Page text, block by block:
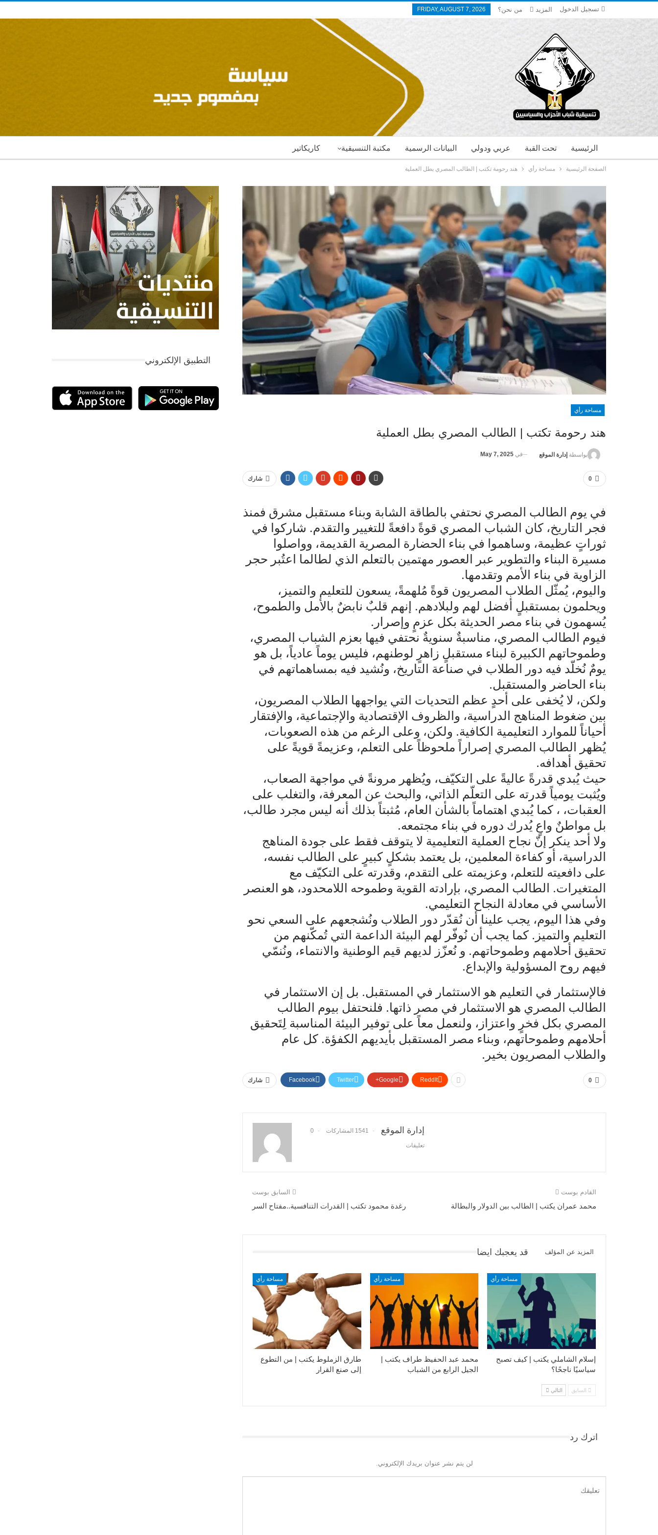
تسجيل الدخول FRIDAY, AUGUST 7, 2026 من نحن؟ المزيد
كاريكاتير مكتبة التنسيقية البيانات الرسمية عربي ودولي تحت القبة الرئيسية
الصفحة الرئيسية مساحة رأي هند رحومة تكتب | الطالب المصري بطل العملية
مساحة رأي
هند رحومة تكتب | الطالب المصري بطل العملية
بواسطة إدارة الموقع في May 7, 2025
0 شارك
في يوم الطالب المصري نحتفي بالطاقة الشابة وبناء مستقبل مشرق فمنذ
فجر التاريخ، كان الشباب المصري قوةً دافعةً للتغيير والتقدم. شاركوا في
ثوراتٍ عظيمة، وساهموا في بناء الحضارة المصرية القديمة، وواصلوا
مسيرة البناء والتطوير عبر العصور مهتمين بالتعلم الذي لطالما اعتُبر حجر
الزاوية في بناء الأمم وتقدمها.
واليوم، يُمثّل الطلاب المصريون قوةً مُلهمةً، يسعون للتعليم والتميز،
ويحلمون بمستقبلٍ أفضل لهم ولبلادهم. إنهم قلبٌ نابضٌ بالأمل والطموح،
يُسهمون في بناء مصر الحديثة بكل عزمٍ وإصرار.
فيوم الطالب المصري، مناسبةٌ سنويةٌ نحتفي فيها بعزم الشباب المصري،
وطموحاتهم الكبيرة لبناء مستقبلٍ زاهرٍ لوطنهم، فليس يوماً عادياً، بل هو
يومٌ نُخلّد فيه دور الطلاب في صناعة التاريخ، ونُشيد فيه بمساهماتهم في
بناء الحاضر والمستقبل.
ولكن، لا يُخفى على أحدٍ عظم التحديات التي يواجهها الطلاب المصريون،
بين ضغوط المناهج الدراسية، والظروف الإقتصادية والإجتماعية، والإفتقار
أحياناً للموارد التعليمية الكافية. ولكن، وعلى الرغم من هذه الصعوبات،
يُظهر الطالب المصري إصراراً ملحوظاً على التعلم، وعزيمةً قويةً على
تحقيق أهدافه.
حيث يُبدي قدرةً عاليةً على التكيّف، ويُظهر مرونةً في مواجهة الصعاب،
ويُثبت يومياً قدرته على التعلّم الذاتي، والبحث عن المعرفة، والتغلب على
العقبات، ، كما يُبدي اهتماماً بالشأن العام، مُثبتاً بذلك أنه ليس مجرد طالب،
بل مواطنٌ واعٍ يُدرك دوره في بناء مجتمعه.
ولا أحد ينكر إنّ نجاح العملية التعليمية لا يتوقف فقط على جودة المناهج
الدراسية، أو كفاءة المعلمين، بل يعتمد بشكلٍ كبيرٍ على الطالب نفسه،
على دافعيته للتعلم، وعزيمته على التقدم، وقدرته على التكيّف مع
المتغيرات. الطالب المصري، بإرادته القوية وطموحه اللامحدود، هو العنصر
الأساسي في معادلة النجاح التعليمي.
وفي هذا اليوم، يجب علينا أن نُقدّر دور الطلاب ونُشجعهم على السعي نحو
التعليم والتميز. كما يجب أن نُوفّر لهم البيئة الداعمة التي تُمكّنهم من
تحقيق أحلامهم وطموحاتهم. و نُعزّز لديهم قيم الوطنية والانتماء، ونُنمّي
فيهم روح المسؤولية والإبداع.
فالإستثمار في التعليم هو الاستثمار في المستقبل. بل إن الاستثمار في
الطالب المصري هو الاستثمار في مصر ذاتها. فلنحتفل بيوم الطالب
المصري بكل فخرٍ واعتزاز، ولنعمل معاً على توفير البيئة المناسبة لِتَحقيق
أحلامهم وطموحاتهم، وبناء مصر المستقبل بأيديهم الكفؤة. كل عام
والطلاب المصريون بخير.
0 شارك Facebook Twitter Google+ ReddIt
إدارة الموقع 1541 المشاركات 0
تعليقات
السابق بوست
رغدة محمود تكتب | القدرات التنافسية..مفتاح السر
القادم بوست
محمد عمران يكتب | الطالب بين الدولار والبطالة
قد يعجبك ايضا المزيد عن المؤلف
مساحة رأي
طارق الزملوط يكتب | من التطوع
إلى صنع القرار
مساحة رأي
محمد عبد الحفيظ طراف يكتب |
الجيل الرابع من الشباب
مساحة رأي
إسلام الشاملي يكتب | كيف تصبح
سياسيًا ناجحًا؟
السابق التالي
اترك رد
لن يتم نشر عنوان بريدك الإلكتروني.
التطبيق الإلكتروني